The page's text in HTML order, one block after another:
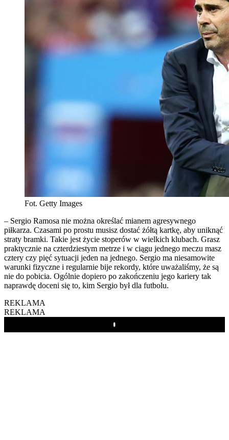
Fot. Getty Images
– Sergio Ramosa nie można określać mianem agresywnego
piłkarza. Czasami po prostu musisz dostać żółtą kartkę, aby uniknąć
straty bramki. Takie jest życie stoperów w wielkich klubach. Grasz
praktycznie na czterdziestym metrze i w ciągu jednego meczu masz
cztery czy pięć sytuacji jeden na jednego. Sergio ma niesamowite
warunki fizyczne i regularnie bije rekordy, które uważaliśmy, że są
nie do pobicia. Ogólnie dopiero po zakończeniu jego kariery tak
naprawdę doceni się to, kim Sergio był dla futbolu.
REKLAMA
REKLAMA
Play